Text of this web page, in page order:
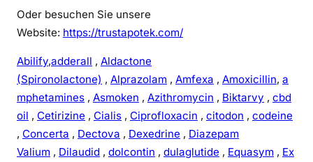
Oder besuchen Sie unsere
Website: https://trustapotek.com/
Abilify,adderall , Aldactone
(Spironolactone) , Alprazolam , Amfexa , Amoxicillin, a
mphetamines , Asmoken , Azithromycin , Biktarvy , cbd
oil , Cetirizine , Cialis , Ciprofloxacin , citodon , codeine
, Concerta , Dectova , Dexedrine , Diazepam
Valium , Dilaudid , dolcontin , dulaglutide , Equasym , Ex